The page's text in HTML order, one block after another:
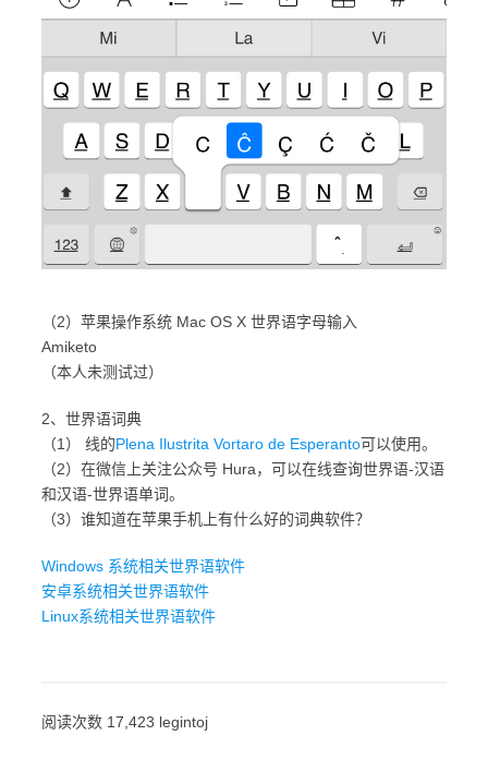
（2）苹果操作系统 Mac OS X 世界语字母输入
Amiketo
（本人未测试过）
2、世界语词典
（1） 线的Plena Ilustrita Vortaro de Esperanto可以使用。
（2）在微信上关注公众号 Hura，可以在线查询世界语-汉语
和汉语-世界语单词。
（3）谁知道在苹果手机上有什么好的词典软件？
Windows 系统相关世界语软件
安卓系统相关世界语软件
Linux系统相关世界语软件
阅读次数 17,423 legintoj